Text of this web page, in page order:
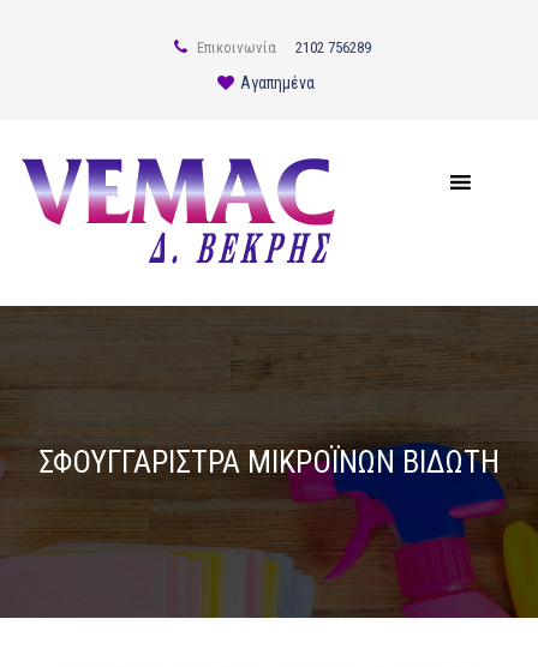
Επικοινωνία 2102 756289
Αγαπημένα
ΣΦΟΥΓΓΑΡΊΣΤΡΑ ΜΙΚΡΟΪΝΏΝ ΒΙΔΩΤΉ